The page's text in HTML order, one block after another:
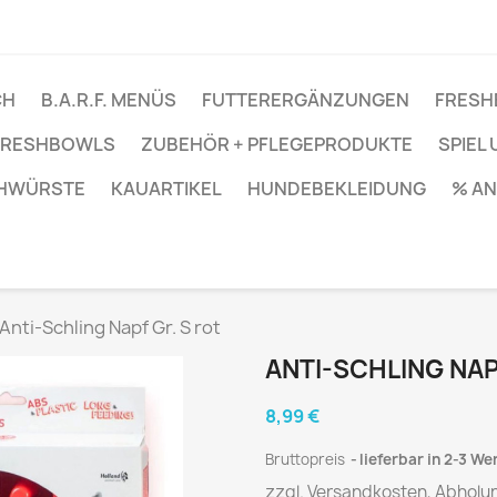
B.A.R.F. MENÜS FUTTERERGÄNZUNGEN
ZUBEHÖR + PFLEGEPRODUKTE SPIEL
KAUARTIKEL HUNDEBEKLEIDUNG %
Anti-Schling Napf Gr. S rot
ANTI-SCHLING
8,99 €
Bruttopreis lieferbar in 2-3
zzgl. Versandkosten,